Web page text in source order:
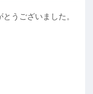
うございました。